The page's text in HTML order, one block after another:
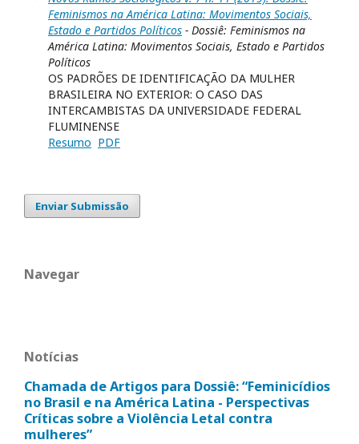
Feminismos na América Latina: Movimentos Sociais,
Estado e Partidos Políticos - Dossiê: Feminismos na
América Latina: Movimentos Sociais, Estado e Partidos
Políticos
OS PADRÕES DE IDENTIFICAÇÃO DA MULHER
BRASILEIRA NO EXTERIOR: O CASO DAS
INTERCAMBISTAS DA UNIVERSIDADE FEDERAL
FLUMINENSE
Resumo PDF
Enviar Submissão
Navegar
Notícias
Chamada de Artigos para Dossiê: “Feminicídios
no Brasil e na América Latina - Perspectivas
Críticas sobre a Violência Letal contra
mulheres”